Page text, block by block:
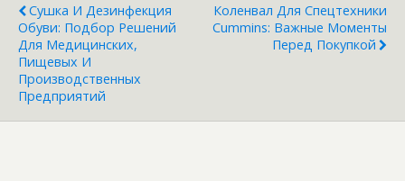
Сушка И Дезинфекция
Обуви: Подбор Решений
Для Медицинских,
Пищевых И
Производственных
Предприятий
Коленвал Для Спецтехники
Cummins: Важные Моменты
Перед Покупкой